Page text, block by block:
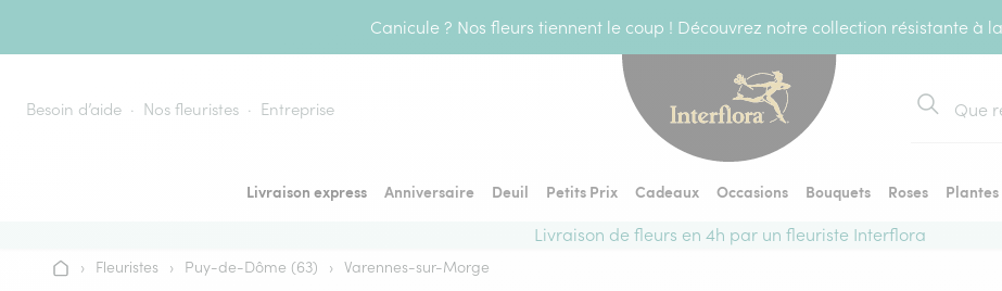
Canicule ? Nos fleurs tiennent le coup ! Découvrez notre collection résistante à
Besoin d’aide Nos fleuristes Entreprise
Rechercher
Livraison express Anniversaire Deuil Petits Prix Cadeaux Occasions Bouquets Roses Plantes
Livraison de fleurs en 4h par un fleuriste Interflora
Accueil
› Fleuristes › Puy-de-Dôme (63) › Varennes-sur-Morge